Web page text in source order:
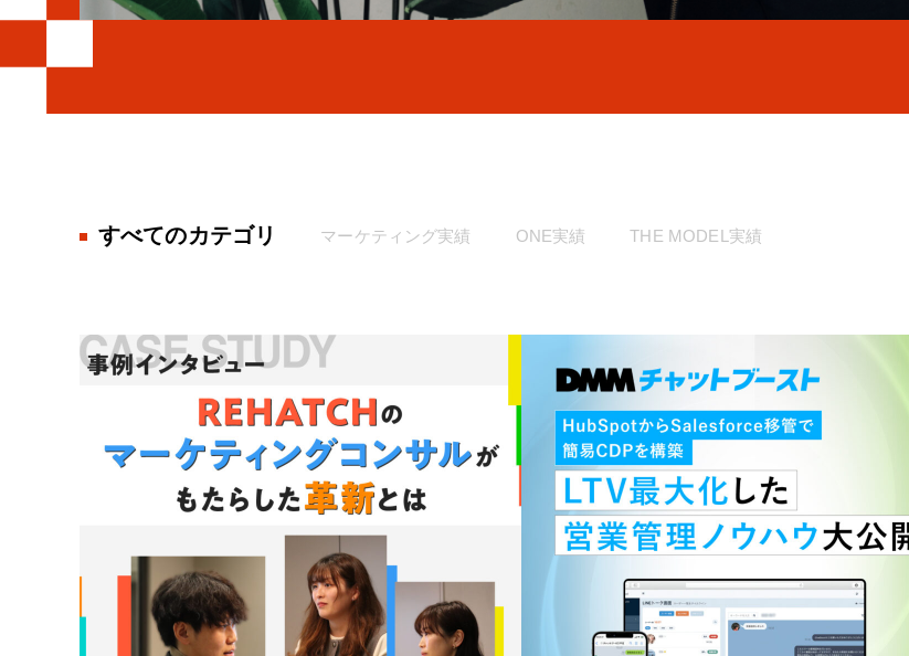
すべてのカテゴリ マーケティング実績 ONE実績 THE MODEL実績